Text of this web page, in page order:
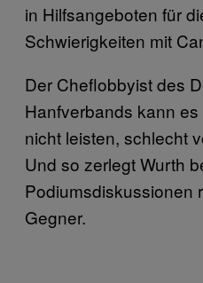
in Hilfsangeboten für
Schwierigkeiten mit
Der Cheflobbyist des
Hanfverbands kann
nicht leisten, schlecht
Und so zerlegt Wurth
Podiumsdiskussionen
Gegner.